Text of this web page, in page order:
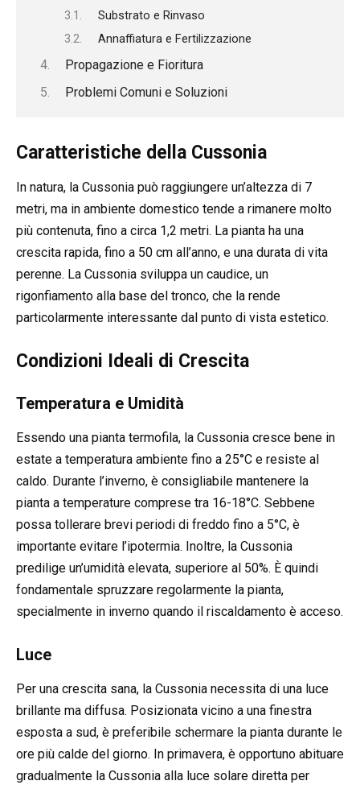
Substrato e Rinvaso
Annaffiatura e Fertilizzazione
Propagazione e Fioritura
Problemi Comuni e Soluzioni
Caratteristiche della Cussonia
In natura, la Cussonia può raggiungere un’altezza di 7
metri, ma in ambiente domestico tende a rimanere molto
più contenuta, fino a circa 1,2 metri. La pianta ha una
crescita rapida, fino a 50 cm all’anno, e una durata di vita
perenne. La Cussonia sviluppa un caudice, un
rigonfiamento alla base del tronco, che la rende
particolarmente interessante dal punto di vista estetico.
Condizioni Ideali di Crescita
Temperatura e Umidità
Essendo una pianta termofila, la Cussonia cresce bene in
estate a temperatura ambiente fino a 25°C e resiste al
caldo. Durante l’inverno, è consigliabile mantenere la
pianta a temperature comprese tra 16-18°C. Sebbene
possa tollerare brevi periodi di freddo fino a 5°C, è
importante evitare l’ipotermia. Inoltre, la Cussonia
predilige un’umidità elevata, superiore al 50%. È quindi
fondamentale spruzzare regolarmente la pianta,
specialmente in inverno quando il riscaldamento è acceso.
Luce
Per una crescita sana, la Cussonia necessita di una luce
brillante ma diffusa. Posizionata vicino a una finestra
esposta a sud, è preferibile schermare la pianta durante le
ore più calde del giorno. In primavera, è opportuno abituare
gradualmente la Cussonia alla luce solare diretta per